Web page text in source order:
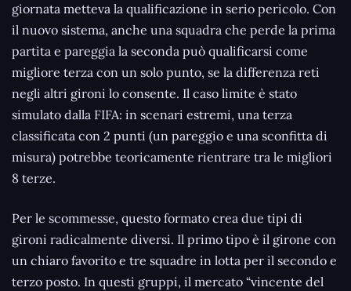
giornata metteva la qualificazione in serio pericolo. Con
il nuovo sistema, anche una squadra che perde la prima
partita e pareggia la seconda può qualificarsi come
migliore terza con un solo punto, se la differenza reti
negli altri gironi lo consente. Il caso limite è stato
simulato dalla FIFA: in scenari estremi, una terza
classificata con 2 punti (un pareggio e una sconfitta di
misura) potrebbe teoricamente rientrare tra le migliori
8 terze.
Per le scommesse, questo formato crea due tipi di
gironi radicalmente diversi. Il primo tipo è il girone con
un chiaro favorito e tre squadre in lotta per il secondo e
terzo posto. In questi gruppi, il mercato “vincente del